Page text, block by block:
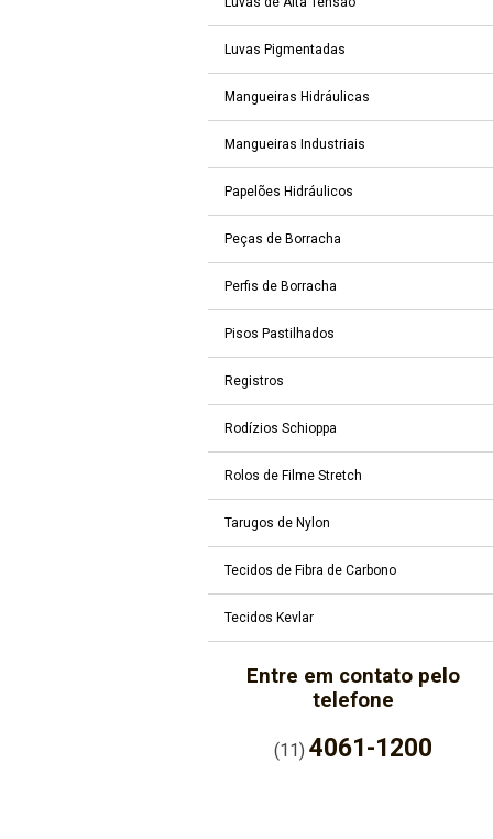
Luvas Pigmentadas
Mangueiras Hidráulicas
Mangueiras Industriais
Papelões Hidráulicos
Peças de Borracha
Perfis de Borracha
Pisos Pastilhados
Registros
Rodízios Schioppa
Rolos de Filme Stretch
Tarugos de Nylon
Tecidos de Fibra de Carbono
Tecidos Kevlar
Entre em contato pelo
telefone
(11)4061-1200